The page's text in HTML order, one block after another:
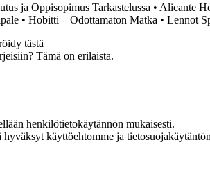
ja Oppisopimus Tarkastelussa • Alicante
• Hobitti – Odottamaton Matka • Lennot
tästä
Tämä on erilaista.
henkilötietokäytännön mukaisesti.
käyttöehtomme ja